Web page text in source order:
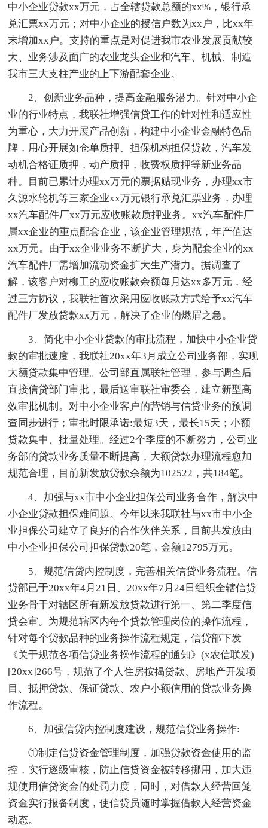
中小企业贷款xx万元，占全辖贷款总额的xx%，银行承
兑汇票xx万元；对中小企业的授信户数为xx户，比xx年
末增加xx户。支持的重点是对促进我市农业发展贡献较
大、业务涉及面广的农业龙头企业和汽车、机械、制造
我市三大支柱产业的上下游配套企业。
2、创新业务品种，提高金融服务潜力。针对中小企
业的行业特点，我联社增强信贷工作的针对性和适应性
为重心，大力开展产品创新，构建中小企业金融特色品
牌，用心开展如仓单质押、担保机构担保贷款，汽车发
动机合格证质押，动产质押，收费权质押等新业务品
种。目前已累计办理xx万元的票据贴现业务，办理xx市
久源水轮机等三家企业xx万元银行承兑汇票业务，办理
xx汽车配件厂xx万元应收账款质押业务。xx汽车配件厂
属xx企业的重点配套企业，该企业管理规范，年产值达
xx万元。由于xx企业业务不断扩大，身为配套企业的xx
汽车配件厂需增加流动资金扩大生产潜力。据调查了
解，该客户对柳工的应收账款余额每月达xx多万元，经
过三方协议，我联社首次采用应收账款方式给予xx汽车
配件厂发放贷款xx万元，解决了企业的燃眉之急。
3、简化中小企业贷款的审批流程，加快中小企业贷
款的审批速度，我联社20xx年3月成立公司业务部，实现
大额贷款集中管理。公司部直属联社管理，参与调查后
直接信贷部门审批，最后送审联社审委会，建立新型高
效审批机制。对中小企业客户的营销与信贷业务的预调
查同步进行；审批时限承诺:最短3天，最长15天；小额
贷款集中、批量处理。经过2个季度的不断努力，公司业
务部的贷款业务质量不断提高，大额贷款办理流程愈加
规范合理，目前新发放贷款余额为102522，共184笔。
4、加强与xx市中小企业担保公司业务合作，解决中
小企业贷款担保难问题。今年以来我联社与xx市中小企
业担保公司建立了良好的合作伙伴关系，目前共发放由
中小企业担保公司担保贷款20笔，金额12795万元。
5、规范信贷内控制度，完善相关信贷业务流程。信
贷部已于20xx年4月21日、20xx年7月24日组织全辖信贷
业务骨干对辖区所有新发放贷款进行第一、第二季度信
贷会审。为规范辖区内每个贷款管理岗位的操作流程，
针对每个贷款品种的业务操作流程规定，信贷部下发
《关于规范各项信贷业务操作流程的通知》(x农信联发)
[20xx]266号，规范了个人住房按揭贷款、房地产开发项
目、抵押贷款、保证贷款、农户小额信用的贷款业务操
作流程。
6、加强信贷内控制度建设，规范信贷业务操作:
①制定信贷资金管理制度，加强贷款资金使用的监
控，实行逐级审核，防止信贷资金被转移挪用，加大违
规使用信贷资金的处罚力度，同时，对借款人经营回笼
资金实行报备制度，使信贷员随时掌握借款人经营资金
动态。